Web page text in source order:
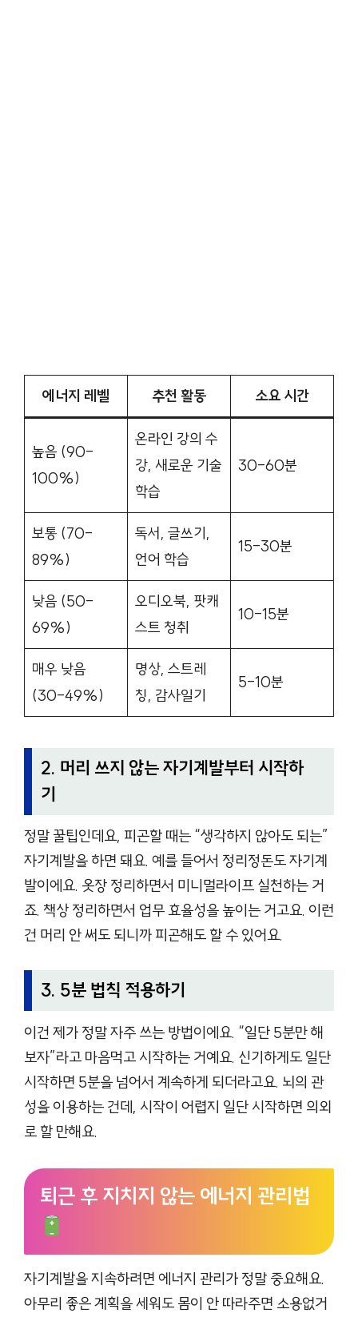
에너지 레벨 추천 활동 소요 시간
높음 (90-
100%)
온라인 강의 수
강, 새로운 기술
학습
30-60분
보통 (70-
89%)
독서, 글쓰기,
언어 학습
15-30분
낮음 (50-
69%)
오디오북, 팟캐
스트 청취
10-15분
매우 낮음
(30-49%)
명상, 스트레
칭, 감사일기
5-10분
2. 머리 쓰지 않는 자기계발부터 시작하
기
정말 꿀팁인데요, 피곤할 때는 “생각하지 않아도 되는”
자기계발을 하면 돼요. 예를 들어서 정리정돈도 자기계
발이에요. 옷장 정리하면서 미니멀라이프 실천하는 거
죠. 책상 정리하면서 업무 효율성을 높이는 거고요. 이런
건 머리 안 써도 되니까 피곤해도 할 수 있어요.
3. 5분 법칙 적용하기
이건 제가 정말 자주 쓰는 방법이에요. “일단 5분만 해
보자”라고 마음먹고 시작하는 거예요. 신기하게도 일단
시작하면 5분을 넘어서 계속하게 되더라고요. 뇌의 관
성을 이용하는 건데, 시작이 어렵지 일단 시작하면 의외
로 할 만해요.
퇴근 후 지치지 않는 에너지 관리법
자기계발을 지속하려면 에너지 관리가 정말 중요해요.
아무리 좋은 계획을 세워도 몸이 안 따라주면 소용없거